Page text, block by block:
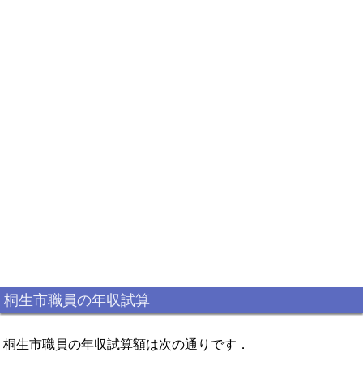
桐生市職員の年収試算
桐生市職員の年収試算額は次の通りです．